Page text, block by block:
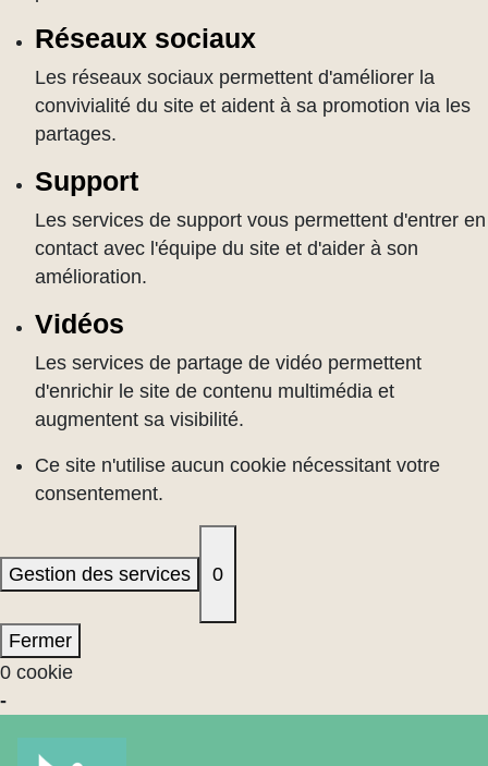
Réseaux sociaux
Les réseaux sociaux permettent d'améliorer la
convivialité du site et aident à sa promotion via les
partages.
Support
Les services de support vous permettent d'entrer en
contact avec l'équipe du site et d'aider à son
amélioration.
Vidéos
Les services de partage de vidéo permettent
d'enrichir le site de contenu multimédia et
augmentent sa visibilité.
Ce site n'utilise aucun cookie nécessitant votre
consentement.
Gestion des services 0
Fermer
0 cookie
-